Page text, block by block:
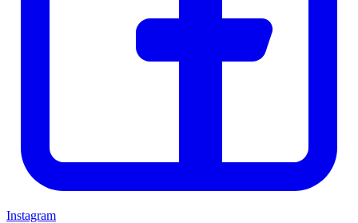
Instagram